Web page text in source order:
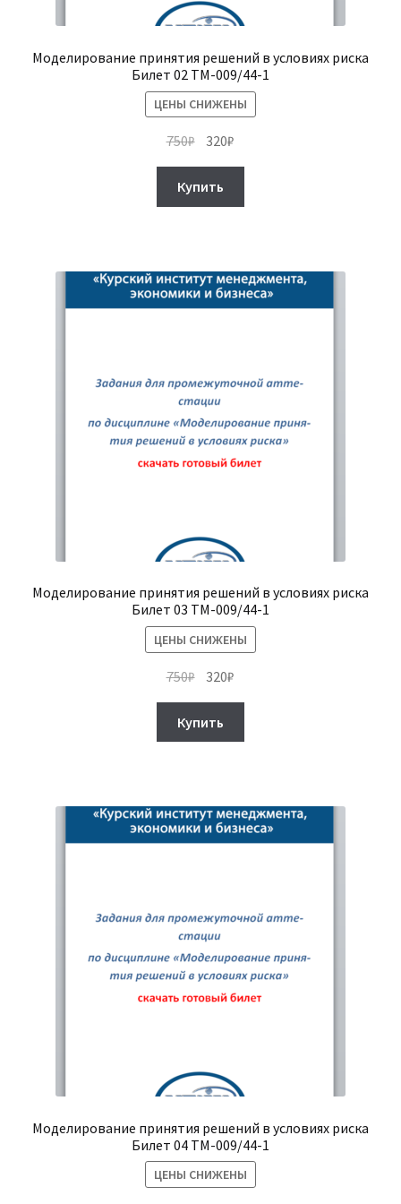
Моделирование принятия решений в условиях риска
Билет 02 ТМ-009/44-1
ЦЕНЫ СНИЖЕНЫ
750₽ Первоначальная
цена
составляла
750₽.
320₽
цена:
Купить
Моделирование принятия решений в условиях риска
Билет 03 ТМ-009/44-1
ЦЕНЫ СНИЖЕНЫ
750₽ Первоначальная
составляла
750₽.
320₽
Купить
Моделирование принятия решений в условиях риска
Билет 04 ТМ-009/44-1
ЦЕНЫ СНИЖЕНЫ